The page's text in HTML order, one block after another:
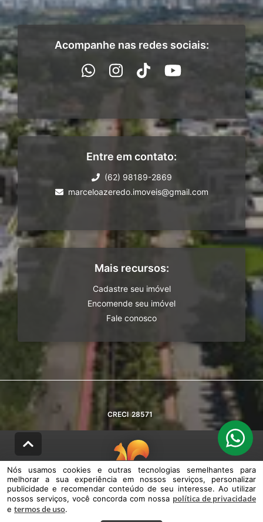
Acompanhe nas redes sociais:
Entre em contato:
(62) 98189-2869
marceloazeredo.imoveis@gmail.com
Mais recursos:
Cadastre seu imóvel
Encomende seu imóvel
Fale conosco
CRECI 28571
© DESENVOLVIDO PELAAGIL.NET
Nós usamos cookies e outras tecnologias semelhantes para melhorar a
sua experiência em nossos serviços, personalizar publicidade e
Nós usamos cookies e outras tecnologias semelhantes para
melhorar a sua experiência em nossos serviços, personalizar
publicidade e recomendar conteúdo de seu interesse. Ao utilizar
nossos serviços, você concorda com nossa política de privacidade
e termos de uso.